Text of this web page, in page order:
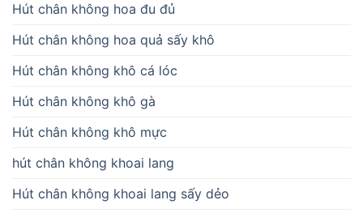
Hút chân không hoa đu đủ
Hút chân không hoa quả sấy khô
Hút chân không khô cá lóc
Hút chân không khô gà
Hút chân không khô mực
hút chân không khoai lang
Hút chân không khoai lang sấy dẻo